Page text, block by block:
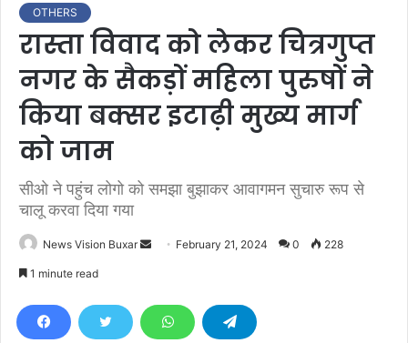
OTHERS
रास्ता विवाद को लेकर चित्रगुप्त
नगर के सैकड़ों महिला पुरुषों ने
किया बक्सर इटाढ़ी मुख्य मार्ग
को जाम
सीओ ने पहुंच लोगो को समझा बुझाकर आवागमन सुचारु रूप से
चालू करवा दिया गया
News Vision Buxar
d
February 21, 2024 0 228
1 minute read